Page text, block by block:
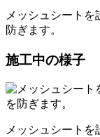
メッシュシート
防ぎます。
施工中の様子
メッシュシート